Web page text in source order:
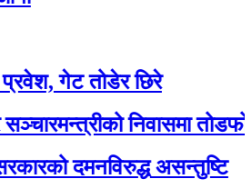
गेट तोडेर छिरे
निवासमा तोडफोड र
दमनविरुद्ध असन्तुष्टि